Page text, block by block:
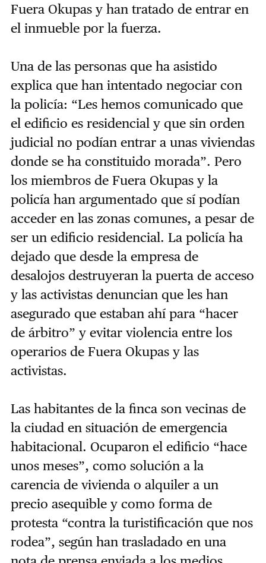
Fuera Okupas y han tratado de entrar en
el inmueble por la fuerza.
Una de las personas que ha asistido
explica que han intentado negociar con
la policía: “Les hemos comunicado que
el edificio es residencial y que sin orden
judicial no podían entrar a unas viviendas
donde se ha constituido morada”. Pero
los miembros de Fuera Okupas y la
policía han argumentado que sí podían
acceder en las zonas comunes, a pesar de
ser un edificio residencial. La policía ha
dejado que desde la empresa de
desalojos destruyeran la puerta de acceso
y las activistas denuncian que les han
asegurado que estaban ahí para “hacer
de árbitro” y evitar violencia entre los
operarios de Fuera Okupas y las
activistas.
Las habitantes de la finca son vecinas de
la ciudad en situación de emergencia
habitacional. Ocuparon el edificio “hace
unos meses”, como solución a la
carencia de vivienda o alquiler a un
precio asequible y como forma de
protesta “contra la turistificación que nos
rodea”, según han trasladado en una